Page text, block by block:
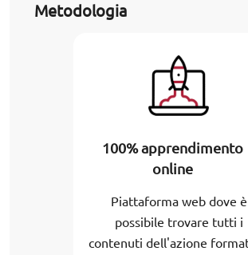
Metodologia
100% apprendimento
online
Piattaforma web dove è
possibile trovare tutti i
contenuti dell'azione